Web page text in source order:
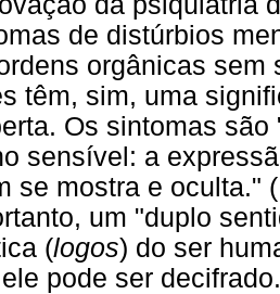
de distúrbios
orgânicas sem
têm, sim, uma
Os sintomas
sensível: a
se mostra e oculta."
um "duplo
(logos) do ser
pode ser